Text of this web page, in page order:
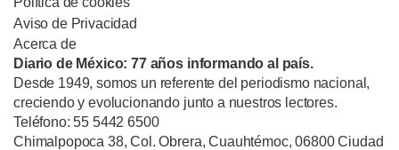
Aviso de Privacidad
Acerca de
Diario de México: 77 años informando al país.
Desde 1949, somos un referente del periodismo nacional,
creciendo y evolucionando junto a nuestros lectores.
Teléfono: 55 5442 6500
Chimalpopoca 38, Col. Obrera, Cuauhtémoc, 06800 Ciudad